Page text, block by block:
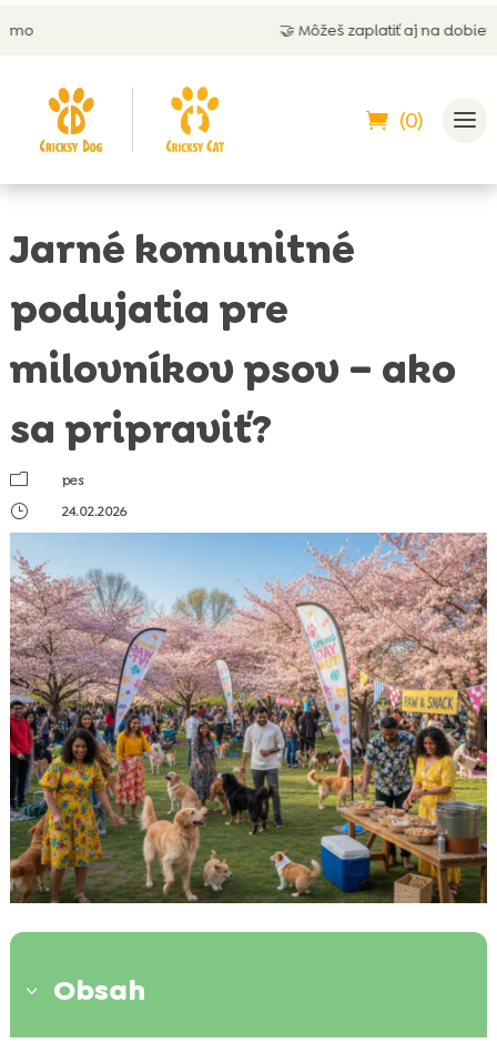
🤝 Môžeš zaplatiť aj na dobierku
(0)
Jarné komunitné
podujatia pre
milovníkov psov – ako
sa pripraviť?
m
pes
}
24.02.2026
3 Obsah